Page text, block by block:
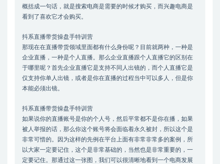
概括成一句话，就是搜索电商是需要的时候才购买，而兴趣电商是
看到了喜欢它才会购买。
抖系直播带货操盘手特训营
那现在在直播带货领域里面都有什么身份呢？目前就两种，一种是
企业直播，一种是个人直播。那么企业直播跟个人直播它的区别在
于哪里呢？首先企业直播它是支持不同人出镜的，而个人直播它是
仅支持你单人出镜，或者是你在直播的过程当中可以多人，但是你
本能必须出镜。
抖系直播带货操盘手特训营
如果说你的直播账号是你的个人号，然后平常都不是你在播，如果
被人举报的话，那么你这个账号将会面临着永久被封，所以这个是
非常可惜的。因为这样的先例在平台上面有非常非常多的案例，所
以大家一定要记住，这个是非常基础的，当然也是非常重要的，一
定要记住。那通过这一张图，我们可以很清晰地看到一个电商发展